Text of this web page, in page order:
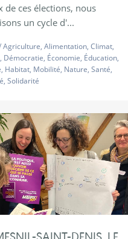
de ces élections, nous
un cycle d'...
Agriculture, Alimentation, Climat,
, Démocratie, Économie, Éducation,
, Habitat, Mobilité, Nature, Santé,
, Solidarité